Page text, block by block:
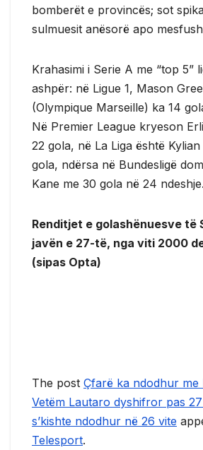
bomberët e provincës; sot
sulmuesit anësorë apo
Krahasimi i Serie A me “top 5”
ashpër: në Ligue 1, Mason
(Olympique Marseille) ka 14
Në Premier League kryeson
22 gola, në La Liga është
gola, ndërsa në Bundesligë
Kane me 30 gola në 24 ndeshje.
Renditjet e golashënuesve të
javën e 27-të, nga viti 2000
(sipas Opta)
The post Çfarë ka ndodhur me
Vetëm Lautaro dyshifror pas
s’kishte ndodhur në 26 vite
Telesport.